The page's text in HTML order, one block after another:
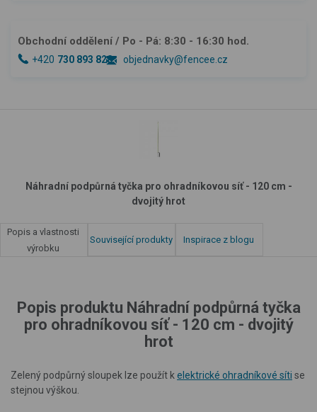
Obchodní oddělení / Po - Pá: 8:30 - 16:30 hod.
+420 730 893 828 objednavky@fencee.cz
Náhradní podpůrná tyčka pro ohradníkovou síť - 120 cm -
dvojitý hrot
Popis a vlastnosti
výrobku
Související produkty Inspirace z blogu
Popis produktu Náhradní podpůrná tyčka
pro ohradníkovou síť - 120 cm - dvojitý
hrot
Zelený podpůrný sloupek lze použít k elektrické ohradníkové síti se
stejnou výškou.